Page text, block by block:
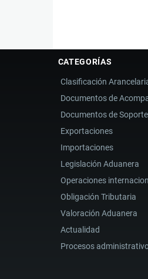
CATEGORÍAS
Clasificación
Documentos de
Documentos de Soporte
Exportaciones
Importaciones
Legislación Aduanera
Operaciones
Obligación Tributaria
Valoración Aduanera
Actualidad
Procesos